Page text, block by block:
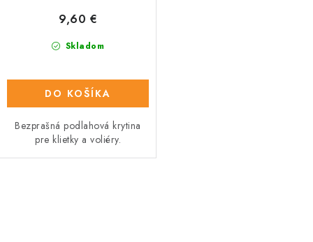
Skladom
9,60 €
DO KOŠÍKA
Bezprašná podlahová krytina
pre klietky a voliéry.